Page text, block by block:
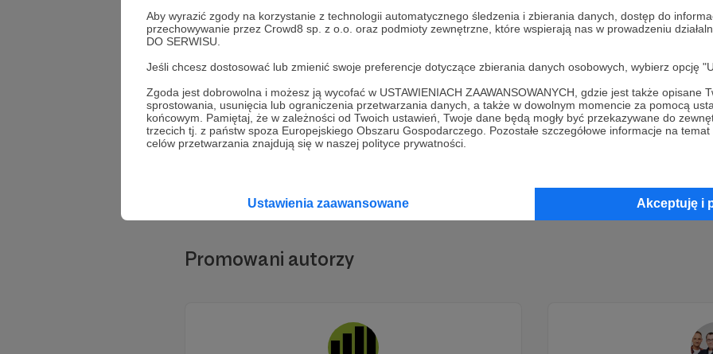
Aby wyrazić zgody na korzystanie z technologii automatycznego śledzenia i zbierania danych, dostęp do
przechowywanie przez Crowd8 sp. z o.o. oraz podmioty zewnętrzne, które wspierają nas w prowadzeniu
DO SERWISU.
Jeśli chcesz dostosować lub zmienić swoje preferencje dotyczące zbierania danych osobowych, wybierz opcję
Zgoda jest dobrowolna i możesz ją wycofać w USTAWIENIACH ZAAWANSOWANYCH, gdzie jest także opisane
sprostowania, usunięcia lub ograniczenia przetwarzania danych, a także w dowolnym momencie za pomocą
końcowym. Pamiętaj, że w zależności od Twoich ustawień, Twoje dane będą mogły być przekazywane do
trzecich tj. z państw spoza Europejskiego Obszaru Gospodarczego. Pozostałe szczegółowe informacje na
celów przetwarzania znajdują się w naszej polityce prywatności.
Ustawienia zaawansowane Akceptuję i
Dołącz do grona Patronów!
Wesprzyj działalność AutoraMichał Jan Boruckijuż teraz!
Promowani autorzy